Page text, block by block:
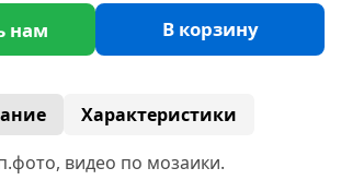
нам В корзину
Характеристики
видео по мозаики.